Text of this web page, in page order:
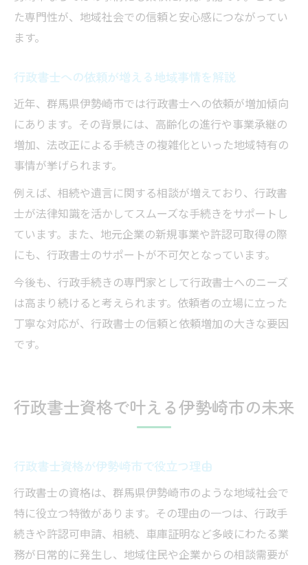
た専門性が、地域社会での信頼と安心感につながってい
ます。
行政書士への依頼が増える地域事情を解説
近年、群馬県伊勢崎市では行政書士への依頼が増加傾向
にあります。その背景には、高齢化の進行や事業承継の
増加、法改正による手続きの複雑化といった地域特有の
事情が挙げられます。
例えば、相続や遺言に関する相談が増えており、行政書
士が法律知識を活かしてスムーズな手続きをサポートし
ています。また、地元企業の新規事業や許認可取得の際
にも、行政書士のサポートが不可欠となっています。
今後も、行政手続きの専門家として行政書士へのニーズ
は高まり続けると考えられます。依頼者の立場に立った
丁寧な対応が、行政書士の信頼と依頼増加の大きな要因
です。
行政書士資格で叶える伊勢崎市の未来
行政書士資格が伊勢崎市で役立つ理由
行政書士の資格は、群馬県伊勢崎市のような地域社会で
特に役立つ特徴があります。その理由の一つは、行政手
続きや許認可申請、相続、車庫証明など多岐にわたる業
務が日常的に発生し、地域住民や企業からの相談需要が